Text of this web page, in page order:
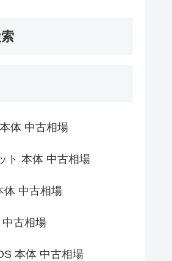
体 中古相場
ト 本体 中古相場
体 中古相場
古相場
本体 中古相場